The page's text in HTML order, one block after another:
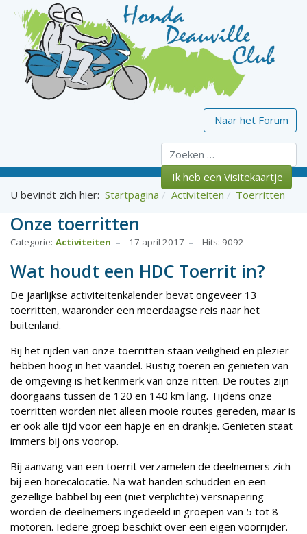
Naar het Forum
Zoeken
Ik heb een Visitekaartje
U bevindt zich hier: Startpagina Activiteiten Toerritten
Onze toerritten
Categorie: Activiteiten 17 april 2017 Hits: 9092
Wat houdt een HDC Toerrit in?
De jaarlijkse activiteitenkalender bevat ongeveer 13
toerritten, waaronder een meerdaagse reis naar het
buitenland.
Bij het rijden van onze toerritten staan veiligheid en plezier
hebben hoog in het vaandel. Rustig toeren en genieten van
de omgeving is het kenmerk van onze ritten. De routes zijn
doorgaans tussen de 120 en 140 km lang. Tijdens onze
toerritten worden niet alleen mooie routes gereden, maar is
er ook alle tijd voor een hapje en en drankje. Genieten staat
immers bij ons voorop.
Bij aanvang van een toerrit verzamelen de deelnemers zich
bij een horecalocatie. Na wat handen schudden en een
gezellige babbel bij een (niet verplichte) versnapering
worden de deelnemers ingedeeld in groepen van 5 tot 8
motoren. Iedere groep beschikt over een eigen voorrijder.